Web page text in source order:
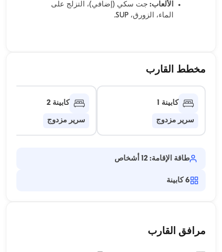
الألعاب:جت سكي (إضافي)، التزلج على
الماء، الزورق، SUP.
مخطط القارب
كابينة 1
سرير مزدوج
كابينة 2
سرير مزدوج
طاقة الإقامة: 12 أشخاص
6 كابينة
مرافق القارب